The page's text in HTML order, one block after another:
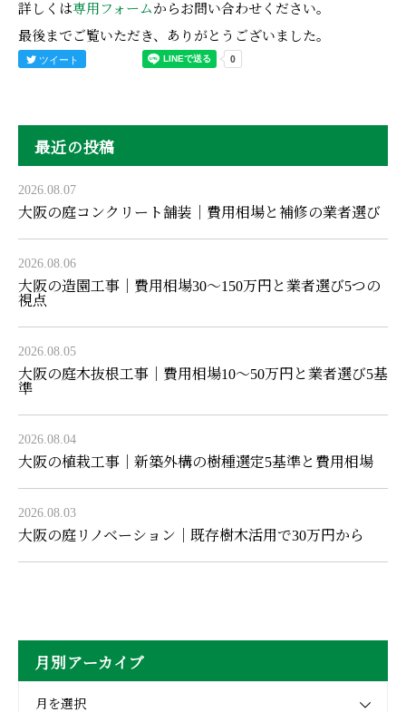
詳しくは専用フォームからお問い合わせください。
最後までご覧いただき、ありがとうございました。
ツイート
最近の投稿
2026.08.07
大阪の庭コンクリート舗装｜費用相場と補修の業者選び
2026.08.06
大阪の造園工事｜費用相場30〜150万円と業者選び5つの
視点
2026.08.05
大阪の庭木抜根工事｜費用相場10〜50万円と業者選び5基
準
2026.08.04
大阪の植栽工事｜新築外構の樹種選定5基準と費用相場
2026.08.03
大阪の庭リノベーション｜既存樹木活用で30万円から
月別アーカイブ
月を選択